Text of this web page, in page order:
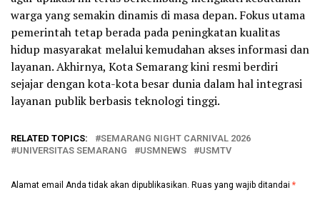
warga yang semakin dinamis di masa depan. Fokus utama
pemerintah tetap berada pada peningkatan kualitas
hidup masyarakat melalui kemudahan akses informasi dan
layanan. Akhirnya, Kota Semarang kini resmi berdiri
sejajar dengan kota-kota besar dunia dalam hal integrasi
layanan publik berbasis teknologi tinggi.
RELATED TOPICS:
SEMARANG NIGHT CARNIVAL 2026
UNIVERSITAS SEMARANG
USMNEWS USMTV
Alamat email Anda tidak akan dipublikasikan. Ruas yang wajib ditandai *